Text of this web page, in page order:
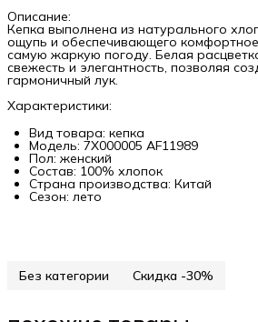
Описание:
Кепка выполнена из натурального
ощупь и обеспечивающего
самую жаркую погоду. Белая
свежесть и элегантность, позволяя
гармоничный лук.
Характеристики:
Вид товара: кепка
Модель: 7X000005 AF11989
Пол: женский
Состав: 100% хлопок
Страна производства: Китай
Сезон: лето
Без категории Скидка -30%